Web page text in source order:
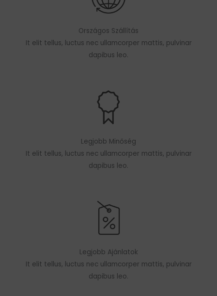
Országos Szállítás
It elit tellus, luctus nec ullamcorper mattis, pulvinar
dapibus leo.
Legjobb Minőség
It elit tellus, luctus nec ullamcorper mattis, pulvinar
dapibus leo.
Legjobb Ajánlatok
It elit tellus, luctus nec ullamcorper mattis, pulvinar
dapibus leo.